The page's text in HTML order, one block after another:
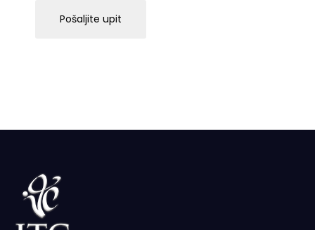
Pošaljite upit